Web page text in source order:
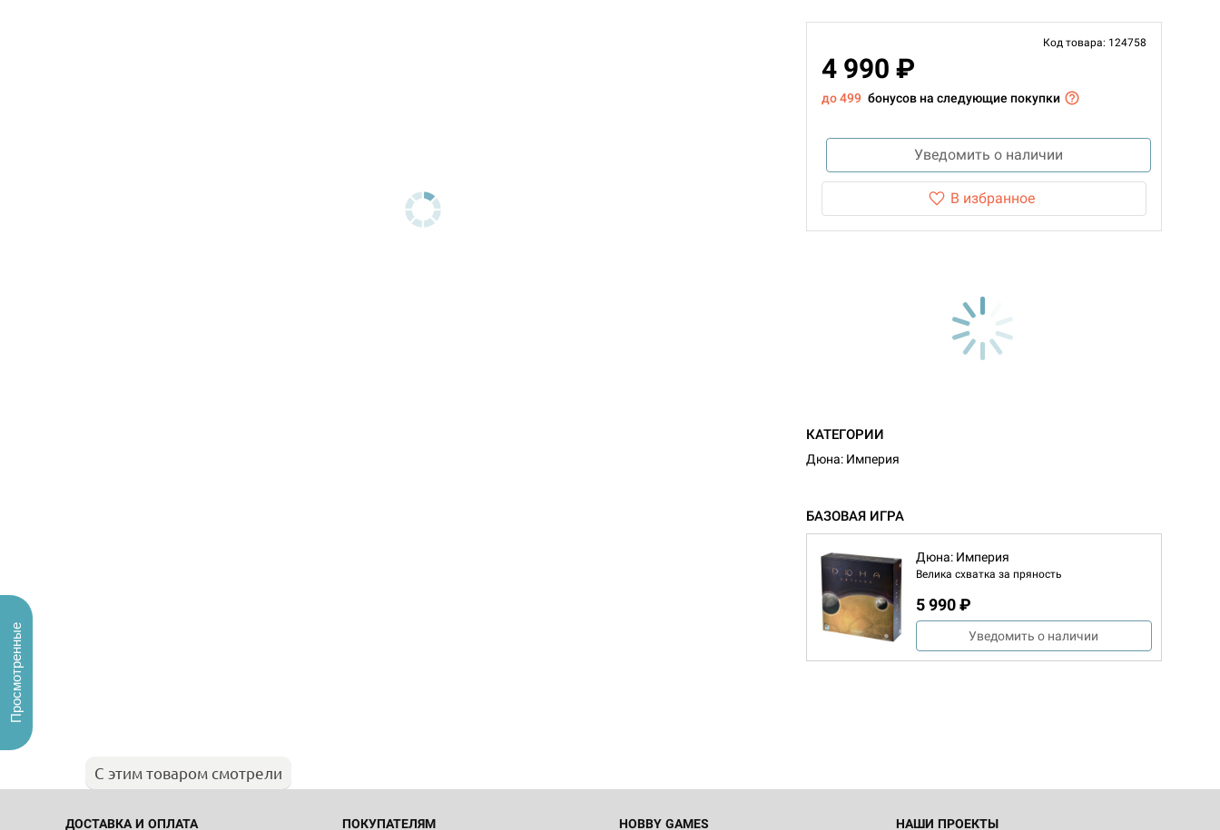
Код товара: 124758
4 990 ₽
до 499 бонусов на следующие покупки
Уведомить о наличии
В избранное
КАТЕГОРИИ
Дюна: Империя
БАЗОВАЯ ИГРА
Дюна: Империя
Велика схватка за пряность
5 990 ₽
Уведомить о наличии
С этим товаром смотрели
ДОСТАВКА И ОПЛАТА ПОКУПАТЕЛЯМ HOBBY GAMES НАШИ ПРОЕКТЫ
Просмотренные
Белая смерть
12 990